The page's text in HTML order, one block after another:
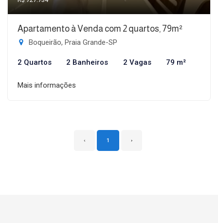
Apartamento à Venda com 2 quartos, 79m²
Boqueirão, Praia Grande-SP
2 Quartos 2 Banheiros 2 Vagas 79 m²
Mais informações
‹ 1 ›